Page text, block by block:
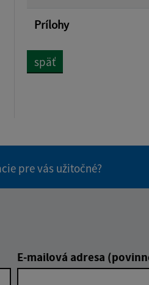
Prílohy
späť
pre vás užitočné?
E-mailová adresa